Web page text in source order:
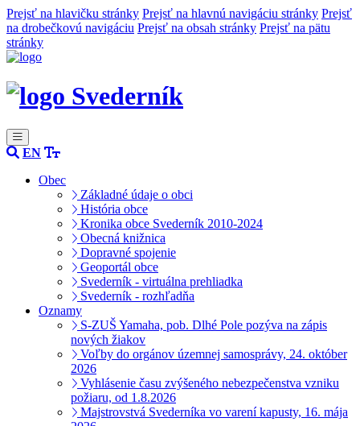
Prejsť na hlavičku stránky Prejsť na hlavnú navigáciu stránky Prejsť
na drobečkovú navigáciu Prejsť na obsah stránky Prejsť na pätu
stránky
Svederník
EN
Obec
Základné údaje o obci
História obce
Kronika obce Svederník 2010-2024
Obecná knižnica
Dopravné spojenie
Geoportál obce
Svederník - virtuálna prehliadka
Svederník - rozhľadňa
Oznamy
S-ZUŠ Yamaha, pob. Dlhé Pole pozýva na zápis
nových žiakov
Voľby do orgánov územnej samosprávy, 24. október
2026
Vyhlásenie času zvýšeného nebezpečenstva vzniku
požiaru, od 1.8.2026
Majstrovstvá Svederníka vo varení kapusty, 16. mája